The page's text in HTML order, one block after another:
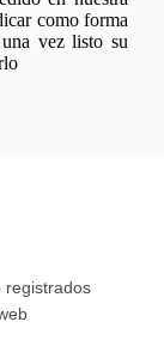
como forma
vez listo su
registrados